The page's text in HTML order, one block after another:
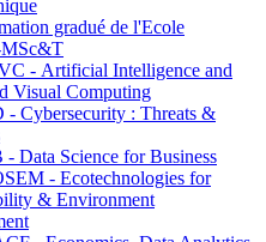
gradué de l'Ecole
MSc&T
- Artificial Intelligence and
Visual Computing
Cybersecurity : Threats &
Data Science for Business
- Ecotechnologies for
& Environment